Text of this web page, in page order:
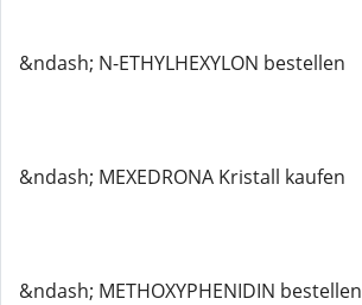
&ndash; N-ETHYLHEXYLON bestellen
&ndash; MEXEDRONA Kristall kaufen
&ndash; METHOXYPHENIDIN bestellen